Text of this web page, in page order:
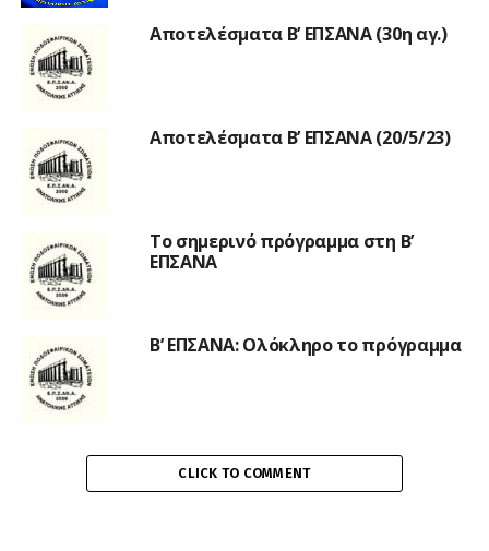
Αποτελέσματα Β’ ΕΠΣΑΝΑ (30η αγ.)
Αποτελέσματα Β’ ΕΠΣΑΝΑ (20/5/23)
Το σημερινό πρόγραμμα στη Β’
ΕΠΣΑΝΑ
Β’ ΕΠΣΑΝΑ: Ολόκληρο το πρόγραμμα
CLICK TO COMMENT